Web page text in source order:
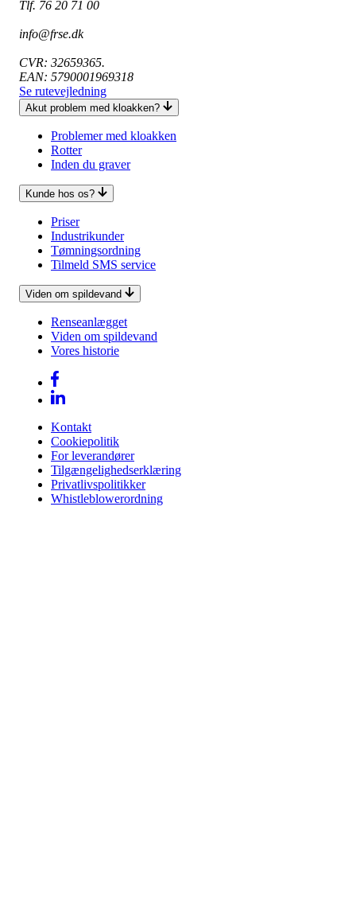
Tlf. 76 20 71 00
info@frse.dk
CVR: 32659365.
EAN: 5790001969318
Se rutevejledning
Akut problem med kloakken?
Problemer med kloakken
Rotter
Inden du graver
Kunde hos os?
Priser
Industrikunder
Tømningsordning
Tilmeld SMS service
Viden om spildevand
Renseanlægget
Viden om spildevand
Vores historie
Kontakt
Cookiepolitik
For leverandører
Tilgængelighedserklæring
Privatlivspolitikker
Whistleblowerordning